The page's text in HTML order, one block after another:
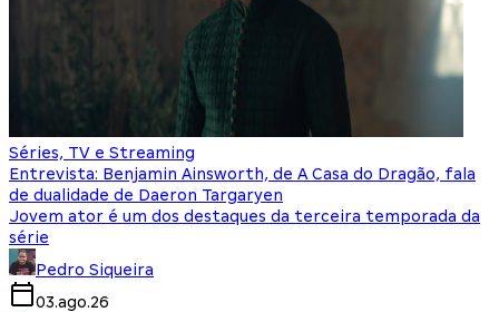
Séries, TV e Streaming
Entrevista: Benjamin Ainsworth, de A Casa do Dragão, fala
de dualidade de Daeron Targaryen
Jovem ator é um dos destaques da terceira temporada da
série
Pedro Siqueira
03.ago.26